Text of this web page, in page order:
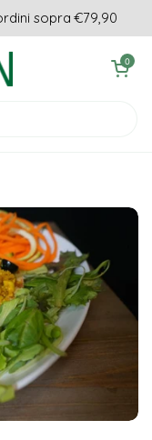
sopra €79,90
Apri carrello
0